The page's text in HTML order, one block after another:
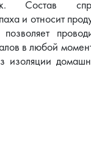
Состав
и относит
в любой
изоляции